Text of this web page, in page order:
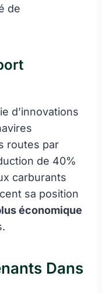
de
d’innovations
routes par
de 40%
carburants
sa position
économique
Dans